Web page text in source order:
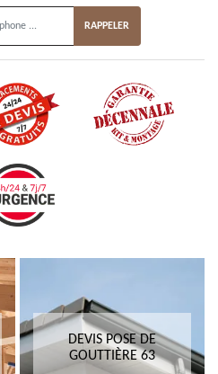
DEVIS POSE DE
GOUTTIÈRE 63